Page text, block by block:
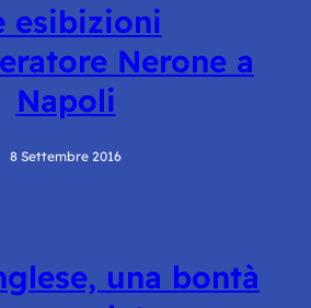
esibizioni
Nerone a
Napoli
8 Settembre 2016
una bontà